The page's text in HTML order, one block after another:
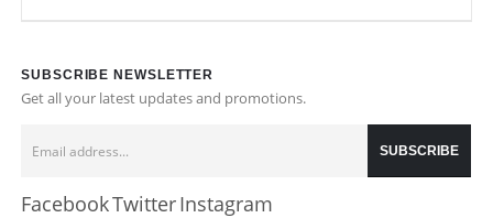
SUBSCRIBE NEWSLETTER
Get all your latest updates and promotions.
FacebookTwitterInstagram